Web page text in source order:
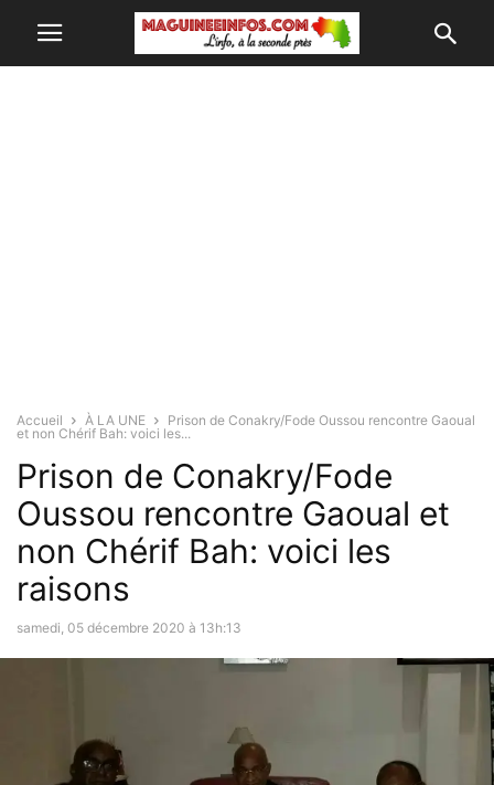
Accueil À LA UNE
Prison de Conakry/Fode Oussou rencontre Gaoual
et non Chérif Bah: voici les...
Prison de Conakry/Fode
Oussou rencontre Gaoual et
non Chérif Bah: voici les
raisons
samedi, 05 décembre 2020 à 13h:13